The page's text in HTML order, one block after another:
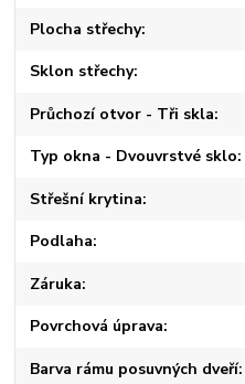
Plocha střechy
Sklon střechy
Průchozí otvor - Tři skla
Typ okna - Dvouvrstvé sklo
Střešní krytina
Podlaha
Záruka
Povrchová úprava
Barva rámu posuvných dveří